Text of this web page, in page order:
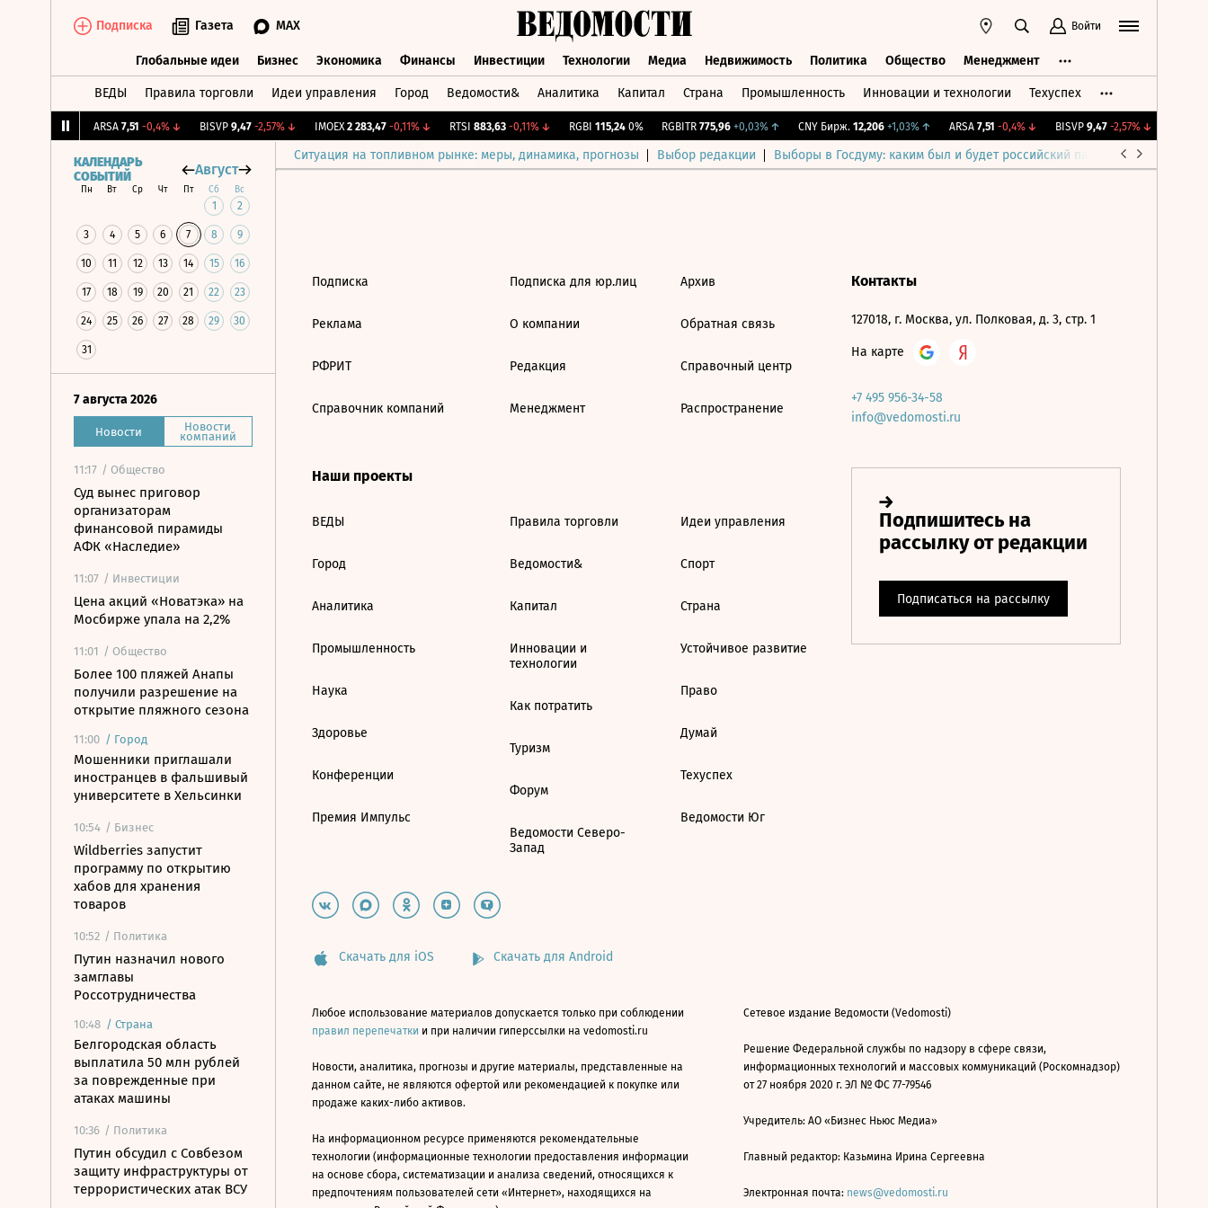
Подписка Газета MAX Войти
Глобальные идеи Бизнес Экономика Финансы Инвестиции Технологии Медиа Недвижимость Политика Общество Менеджмент
ВЕДЫ Правила торговли Идеи управления Город Ведомости& Аналитика Капитал Страна Промышленность Инновации и технологии Техуспех
ARSA 7,51 -0,4%↓ BISVP 9,47 -2,57%↓ IMOEX 2 283,47 -0,11%↓ RTSI 883,63 -0,11%↓ RGBI 115,24 0% RGBITR 775,96 +0,03%↑ CNY Бирж. 12,206 +1,03%↑ ARSA 7,51 -0,4%↓ BISVP 9,47 -2,57%↓
Ситуация на топливном рынке: меры, динамика, прогнозы Выбор редакции Выборы в Госдуму: каким был и будет российский парламент
КАЛЕНДАРЬ
СОБЫТИЙ
Август
Пн Вт Ср Чт Пт Сб Вс
1 2
3 4 5 6 7 8 9
10 11 12 13 14 15 16
17 18 19 20 21 22 23
24 25 26 27 28 29 30
31
7 августа 2026
Новости Новости
компаний
11:17 / Общество
Суд вынес приговор
организаторам
финансовой пирамиды
АФК «Наследие»
11:07 / Инвестиции
Цена акций «Новатэка» на
Мосбирже упала на 2,2%
11:01 / Общество
Более 100 пляжей Анапы
получили разрешение на
открытие пляжного сезона
11:00 / Город
Мошенники приглашали
иностранцев в фальшивый
университете в Хельсинки
10:54 / Бизнес
Wildberries запустит
программу по открытию
хабов для хранения
товаров
10:52 / Политика
Путин назначил нового
замглавы
Россотрудничества
10:48 / Страна
Белгородская область
выплатила 50 млн рублей
за поврежденные при
атаках машины
10:36 / Политика
Путин обсудил с Совбезом
защиту инфраструктуры от
террористических атак ВСУ
Подписка
Реклама
РФРИТ
Справочник компаний
Подписка для юр.лиц
О компании
Редакция
Менеджмент
Архив
Обратная связь
Справочный центр
Распространение
Наши проекты
ВЕДЫ
Город
Аналитика
Промышленность
Наука
Здоровье
Конференции
Премия Импульс
Правила торговли
Ведомости&
Капитал
Инновации и
технологии
Как потратить
Туризм
Форум
Ведомости Северо-
Запад
Идеи управления
Спорт
Страна
Устойчивое развитие
Право
Думай
Техуспех
Ведомости Юг
Контакты
127018, г. Москва, ул. Полковая, д. 3, стр. 1
На карте
+7 495 956-34-58
info@vedomosti.ru
Скачать для iOS Скачать для Android
Любое использование материалов допускается только при соблюдении
правил перепечатки и при наличии гиперссылки на vedomosti.ru
Новости, аналитика, прогнозы и другие материалы, представленные на
данном сайте, не являются офертой или рекомендацией к покупке или
продаже каких-либо активов.
На информационном ресурсе применяются рекомендательные
технологии (информационные технологии предоставления информации
на основе сбора, систематизации и анализа сведений, относящихся к
предпочтениям пользователей сети «Интернет», находящихся на
Сетевое издание Ведомости (Vedomosti)
Решение Федеральной службы по надзору в сфере связи,
информационных технологий и массовых коммуникаций (Роскомнадзор)
от 27 ноября 2020 г. ЭЛ № ФС 77-79546
Учредитель: АО «Бизнес Ньюс Медиа»
Главный редактор: Казьмина Ирина Сергеевна
Электронная почта: news@vedomosti.ru